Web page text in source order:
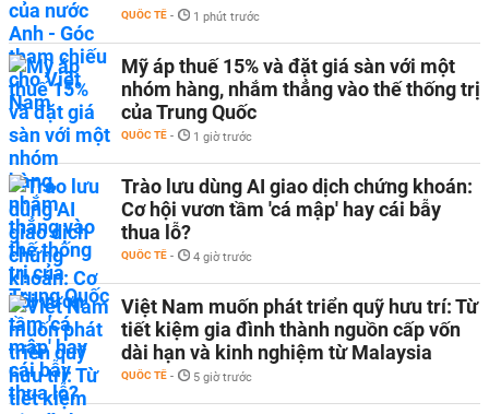
QUỐC TẾ - 1 phút trước
Mỹ áp thuế 15% và đặt giá sàn với một
nhóm hàng, nhắm thẳng vào thế thống trị
của Trung Quốc
QUỐC TẾ - 1 giờ trước
Trào lưu dùng AI giao dịch chứng khoán:
Cơ hội vươn tầm 'cá mập' hay cái bẫy
thua lỗ?
QUỐC TẾ - 4 giờ trước
Việt Nam muốn phát triển quỹ hưu trí: Từ
tiết kiệm gia đình thành nguồn cấp vốn
dài hạn và kinh nghiệm từ Malaysia
QUỐC TẾ - 5 giờ trước